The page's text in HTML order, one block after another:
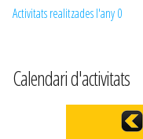
Activitats realitzades l'any 0
Calendari d'activitats